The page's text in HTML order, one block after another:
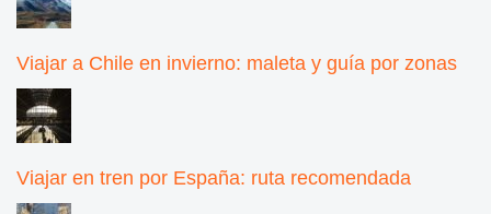
Viajar a Chile en invierno: maleta y guía por zonas
Viajar en tren por España: ruta recomendada